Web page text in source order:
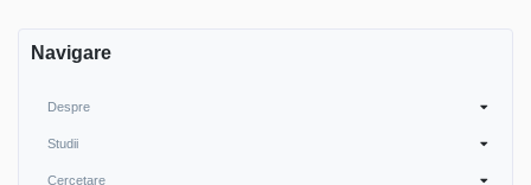
Navigare
Despre
Studii
Cercetare